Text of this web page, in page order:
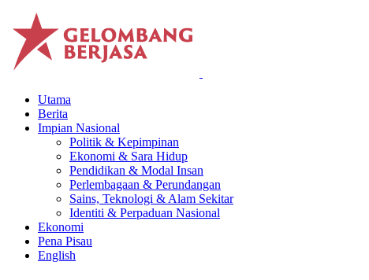
Utama
Berita
Impian Nasional
Politik & Kepimpinan
Ekonomi & Sara Hidup
Pendidikan & Modal Insan
Perlembagaan & Perundangan
Sains, Teknologi & Alam Sekitar
Identiti & Perpaduan Nasional
Ekonomi
Pena Pisau
English